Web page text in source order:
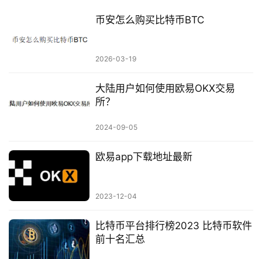
币安怎么购买比特币BTC
2026-03-19
大陆用户如何使用欧易OKX交易
所？
2024-09-05
欧易app下载地址最新
2023-12-04
比特币平台排行榜2023 比特币软件
前十名汇总